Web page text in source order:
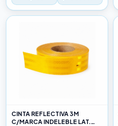
CINTA REFLECTIVA 3M
C/MARCA INDELEBLE LAT.